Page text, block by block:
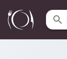
Reštaurácie /